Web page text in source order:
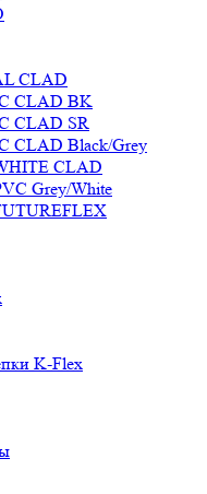
CLAD
CLAD BK
CLAD SR
CLAD Black/Grey
CLAD
Grey/White
K-Flex